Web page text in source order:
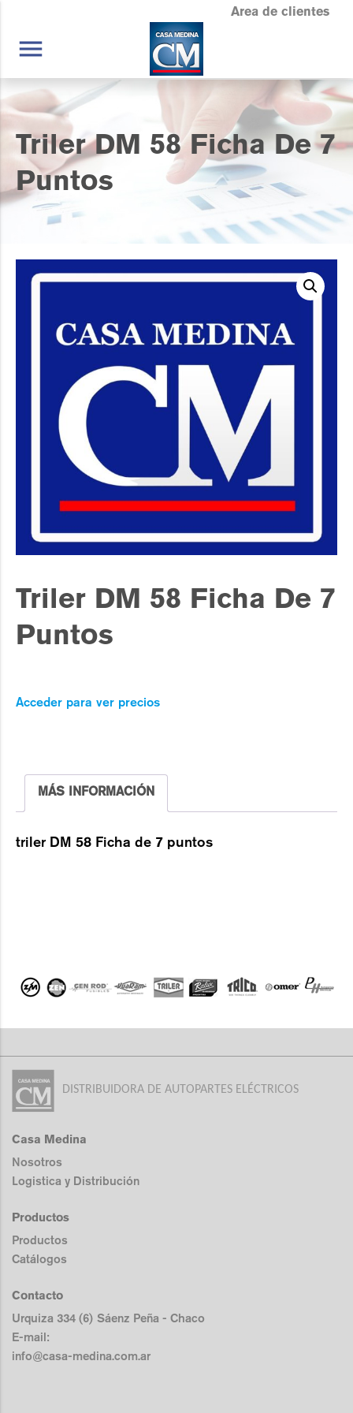
Area de clientes
menu
Triler DM 58 Ficha De 7
Puntos
Triler DM 58 Ficha De 7
Puntos
Acceder para ver precios
MÁS INFORMACIÓN
triler DM 58 Ficha de 7 puntos
DISTRIBUIDORA DE AUTOPARTES ELÉCTRICOS
Casa Medina
Nosotros
Logistica y Distribución
Productos
Productos
Catálogos
Contacto
Urquiza 334 (6) Sáenz Peña - Chaco
E-mail:
info@casa-medina.com.ar